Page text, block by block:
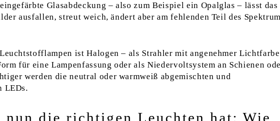
Glasabdeckung – also zum Beispiel ein Opalglas – lässt das
ausfallen, streut weich, ändert aber am fehlenden Teil des
ist Halogen – als Strahler mit angenehmer
für eine Lampenfassung oder als Niedervoltsystem an Schienen
werden die neutral oder warmweiß abgemischten und
LEDs.
nun die richtigen Leuchten hat: Wie